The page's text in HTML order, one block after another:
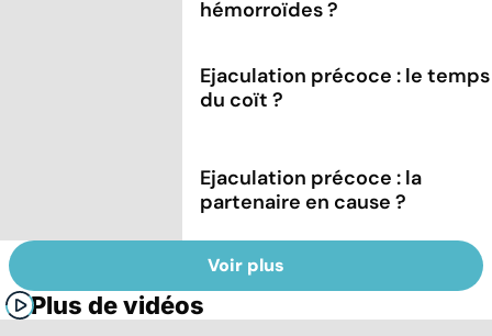
hémorroïdes ?
Ejaculation précoce : le temps
du coït ?
Ejaculation précoce : la
partenaire en cause ?
Voir plus
Plus de vidéos